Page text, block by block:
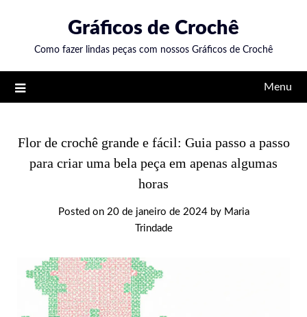
content
Gráficos de Crochê
Como fazer lindas peças com nossos Gráficos de Crochê
Menu
Flor de crochê grande e fácil: Guia passo a passo
para criar uma bela peça em apenas algumas
horas
Posted on 20 de janeiro de 2024by Maria
Trindade